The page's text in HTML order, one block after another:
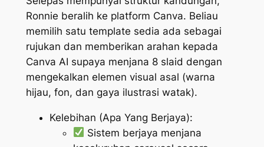
Ronnie beralih ke platform Canva. Beliau
memilih satu template sedia ada sebagai
rujukan dan memberikan arahan kepada
Canva AI supaya menjana 8 slaid dengan
mengekalkan elemen visual asal (warna
hijau, fon, dan gaya ilustrasi watak).
Kelebihan (Apa Yang Berjaya):
Sistem berjaya menjana